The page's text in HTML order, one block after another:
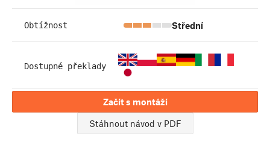
Obtížnost Střední
Dostupné překlady
Začít s montáží
Stáhnout návod v PDF